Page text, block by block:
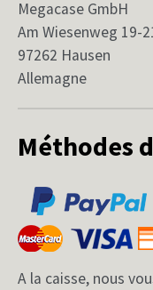
Méthodes
A la caisse, nous
Megacase GmbH
Am Wiesenweg 19-
97262 Hausen
Allemagne